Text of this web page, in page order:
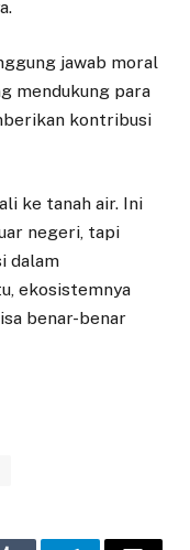
jawab moral
mendukung para
kontribusi
ke tanah air. Ini
negeri, tapi
dalam
ekosistemnya
benar-benar